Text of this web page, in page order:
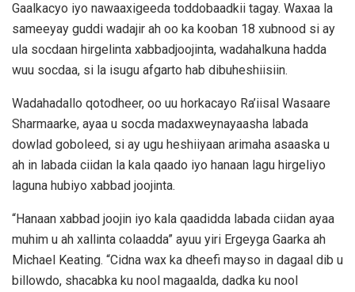
Gaalkacyo iyo nawaaxigeeda toddobaadkii tagay. Waxaa la
sameeyay guddi wadajir ah oo ka kooban 18 xubnood si ay
ula socdaan hirgelinta xabbadjoojinta, wadahalkuna hadda
wuu socdaa, si la isugu afgarto hab dibuheshiisiin.
Wadahadallo qotodheer, oo uu horkacayo Ra’iisal Wasaare
Sharmaarke, ayaa u socda madaxweynayaasha labada
dowlad goboleed, si ay ugu heshiiyaan arimaha asaaska u
ah in labada ciidan la kala qaado iyo hanaan lagu hirgeliyo
laguna hubiyo xabbad joojinta.
“Hanaan xabbad joojin iyo kala qaadidda labada ciidan ayaa
muhim u ah xallinta colaadda” ayuu yiri Ergeyga Gaarka ah
Michael Keating. “Cidna wax ka dheefi mayso in dagaal dib u
billowdo, shacabka ku nool magaalda, dadka ku nool